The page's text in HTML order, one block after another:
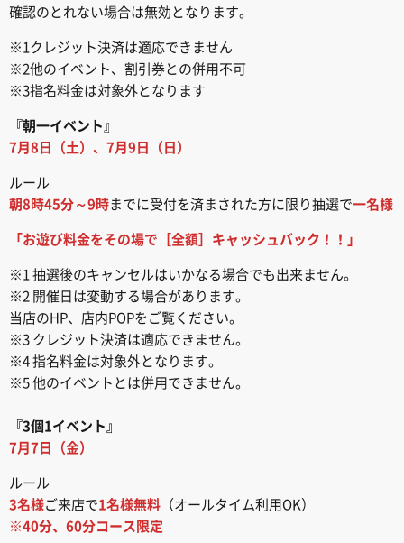
確認のとれない場合は無効となります。
※1クレジット決済は適応できません
※2他のイベント、割引券との併用不可
※3指名料金は対象外となります
『朝一イベント 』
7月8日（土）、7月9日（日）
ルール
朝8時45分～9時までに受付を済まされた方に限り抽選で一名様
「お遊び料金をその場で［全額］キャッシュバック！！」
※1 抽選後のキャンセルはいかなる場合でも出来ません。
※2 開催日は変動する場合があります。
当店のHP、店内POPをご覧ください。
※3 クレジット決済は適応できません。
※4 指名料金は対象外となります。
※5 他のイベントとは併用できません。
『3個1イベント』
7月7日（金）
ルール
3名様ご来店で1名様無料 （オールタイム利用OK）
※40分、60分コース限定